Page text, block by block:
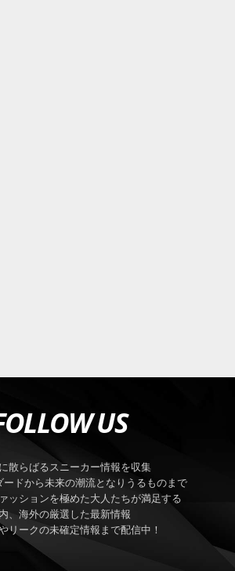
US
散らばるスニーカー情報を収集
ードから未来の潮流となりうるものまで
ッションを極めた大人たちが満足する
、海外の厳選した最新情報
リークの未確定情報まで配信中！